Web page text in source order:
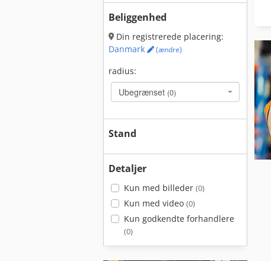
Beliggenhed
Din registrerede placering:
Danmark
(ændre)
radius:
Ubegrænset (0)
Stand
Detaljer
Kun med billeder (0)
Kun med video (0)
Kun godkendte forhandlere
(0)